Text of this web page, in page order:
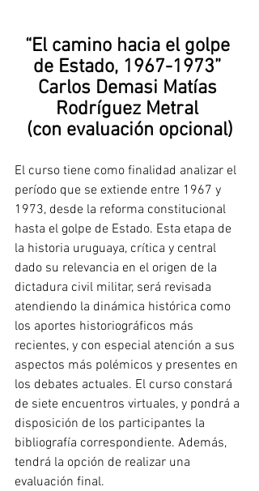
“El camino hacia el golpe
de Estado, 1967-1973”
Carlos Demasi Matías
Rodríguez Metral
(con evaluación opcional)
El curso tiene como finalidad analizar el
período que se extiende entre 1967 y
1973, desde la reforma constitucional
hasta el golpe de Estado. Esta etapa de
la historia uruguaya, crítica y central
dado su relevancia en el origen de la
dictadura civil militar, será revisada
atendiendo la dinámica histórica como
los aportes historiográficos más
recientes, y con especial atención a sus
aspectos más polémicos y presentes en
los debates actuales. El curso constará
de siete encuentros virtuales, y pondrá a
disposición de los participantes la
bibliografía correspondiente. Además,
tendrá la opción de realizar una
evaluación final.